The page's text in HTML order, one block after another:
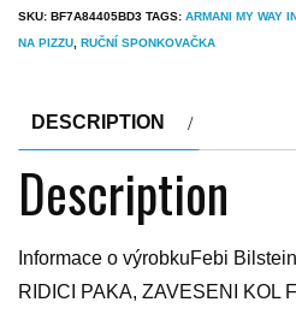
SKU: BF7A84405BD3 TAGS: ARMANI MY WAY
NA PIZZU RUČNÍ SPONKOVAČKA
DESCRIPTION
Description
Informace o výrobkuFebi
RIDICI PAKA, ZAVESENI KOL